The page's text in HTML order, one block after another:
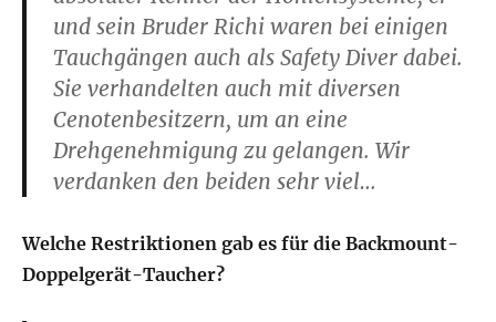
und sein Bruder Richi waren bei einigen
Tauchgängen auch als Safety Diver dabei.
Sie verhandelten auch mit diversen
Cenotenbesitzern, um an eine
Drehgenehmigung zu gelangen. Wir
verdanken den beiden sehr viel…
Welche Restriktionen gab es für die Backmount-
Doppelgerät-Taucher?